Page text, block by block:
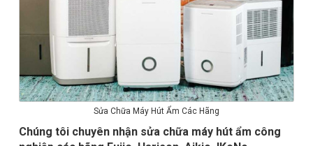
Sửa Chữa Máy Hút Ẩm Các Hãng
Chúng tôi chuyên nhận sửa chữa máy hút ẩm công